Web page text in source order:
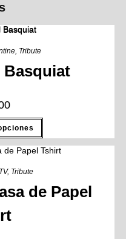
, Tribute
Basquiat
, Tribute
de Papel